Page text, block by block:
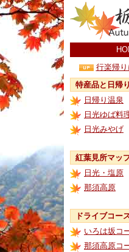
行楽帰り
特産品と日帰
日帰り温泉
日光ゆば料
日光みやげ
紅葉見所マッ
日光・塩原
那須高原
ドライブコー
いろは坂コ
那須高原コ